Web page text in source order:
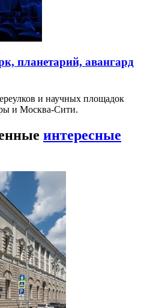
планетарий, авангард
и научных площадок
и Москва-Сити.
интересные